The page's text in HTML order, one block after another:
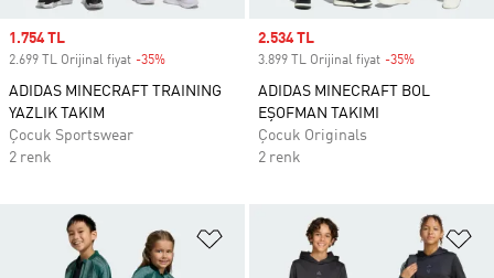
Sale price
1.754 TL
2.699 TL Orijinal fiyat -35%
ADIDAS MINECRAFT TRAINING
YAZLIK TAKIM
Çocuk Sportswear
2 renk
Sale price
2.534 TL
3.899 TL Orijinal fiyat -35%
ADIDAS MINECRAFT BOL
EŞOFMAN TAKIMI
Çocuk Originals
2 renk
Favori Listesine Ekle